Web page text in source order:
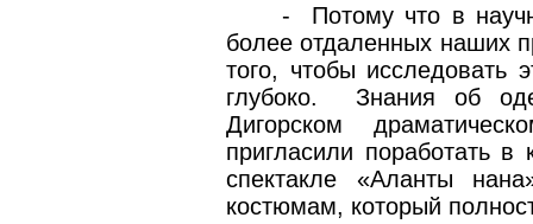
-
Потому что в
более отдаленных наших
того, чтобы исследовать
глубоко.
Знания об
Дигорском
пригласили поработать в
спектакле «Аланты
костюмам, который